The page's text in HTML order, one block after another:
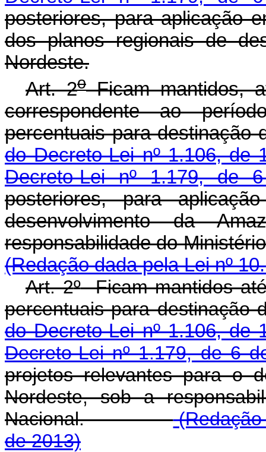
posteriores, para aplicação
dos planos regionais de
Nordeste.
Art. 2oFicam mantidos,
correspondente ao
percentuais para
do Decreto-Lei nº 1.106, de
Decreto-Lei nº 1.179, de
posteriores, para
desenvolvimento da
responsabilidade do
(Redação dada pela Lei nº
Art. 2ºFicam mantidos
percentuais para
do Decreto-Lei nº 1.106, de
Decreto-Lei nº 1.179, de 6
projetos relevantes para o
Nordeste, sob a
Nacional.(Redação
de 2013)